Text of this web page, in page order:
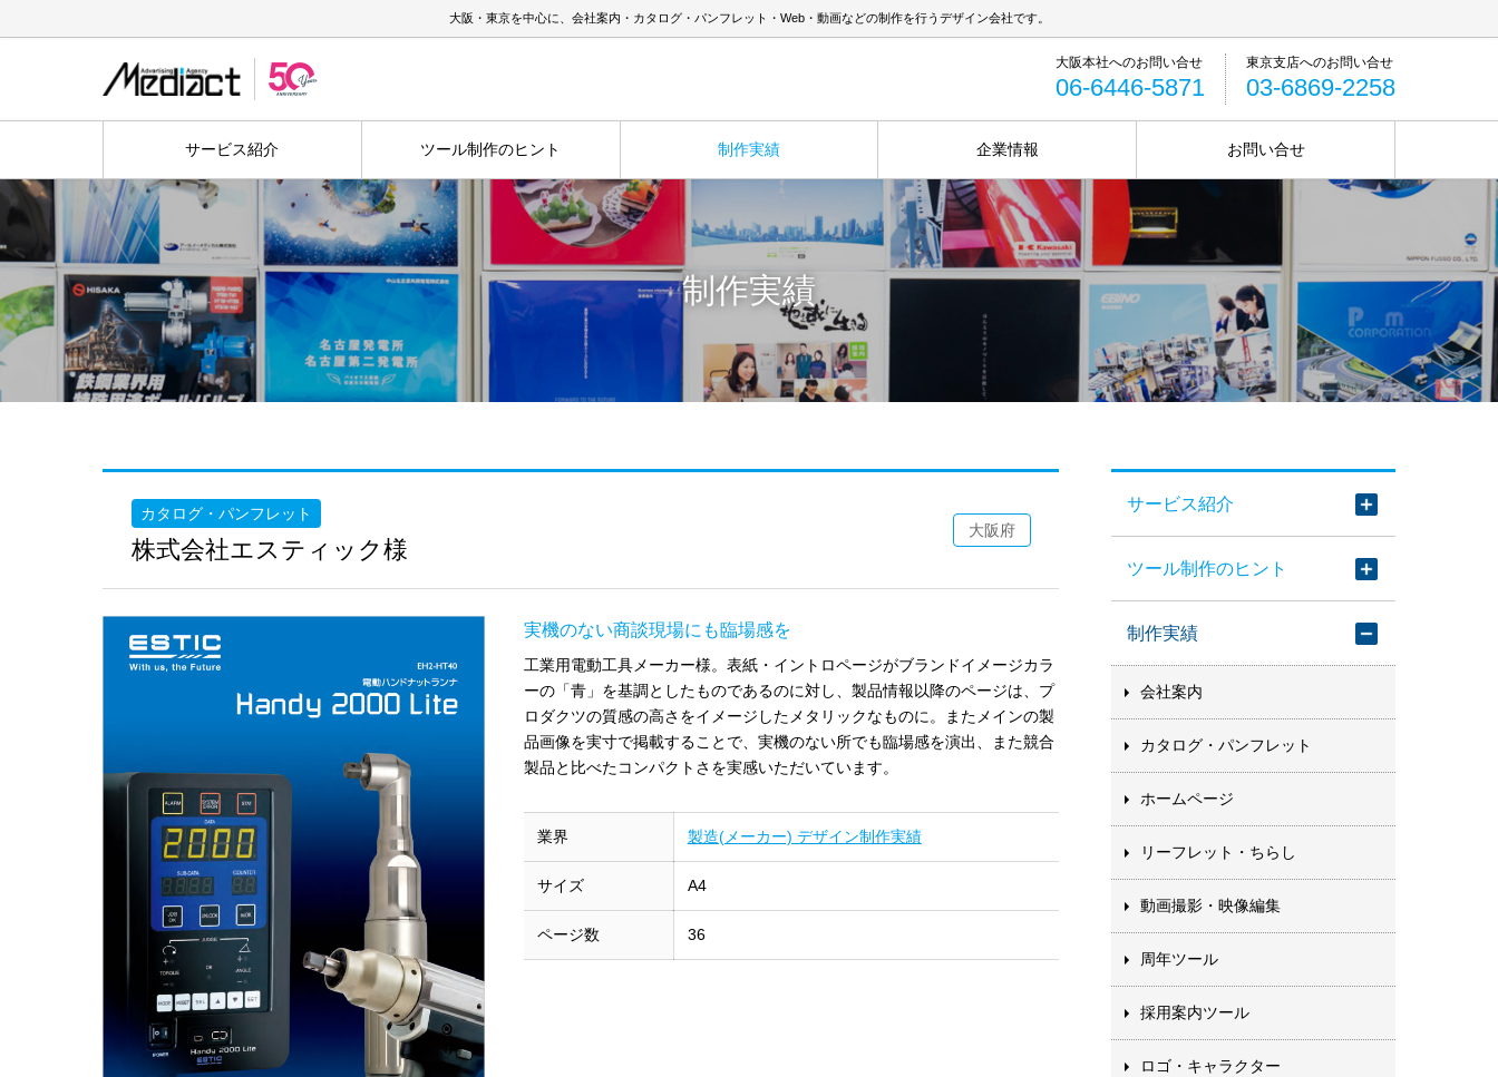
大阪・東京を中心に、会社案内・カタログ・パンフレット・Web・動画などの制作を行うデザイン会社です。
06-6446-5871 03-6869-2258
サービス紹介 ツール制作のヒント 制作実績 企業情報 お問い合せ
制作実績
カタログ・パンフレット
株式会社エスティック様
大阪府
実機のない商談現場にも臨場感を
工業用電動工具メーカー様。表紙・イントロページがブランドイメージカラ
ーの「青」を基調としたものであるのに対し、製品情報以降のページは、プ
ロダクツの質感の高さをイメージしたメタリックなものに。またメインの製
品画像を実寸で掲載することで、実機のない所でも臨場感を演出、また競合
製品と比べたコンパクトさを実感いただいています。
業界 製造(メーカー) デザイン制作実績
サイズ A4
ページ数 36
サービス紹介
ツール制作のヒント
制作実績
会社案内
カタログ・パンフレット
ホームページ
リーフレット・ちらし
動画撮影・映像編集
周年ツール
採用案内ツール
ロゴ・キャラクター